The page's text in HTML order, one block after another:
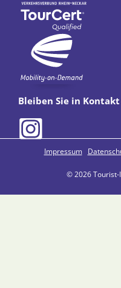
Bleiben Sie in Kontakt
Impressum
© 2026